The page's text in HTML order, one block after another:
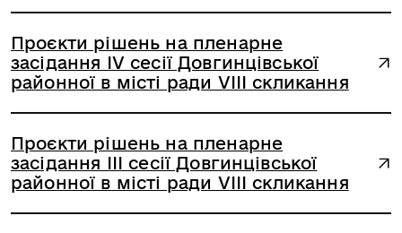
Проєкти рішень на пленарне
засідання IV сесії Довгинцівської
районної в місті ради VIII скликання
Проєкти рішень на пленарне
засідання III сесії Довгинцівської
районної в місті ради VIII скликання